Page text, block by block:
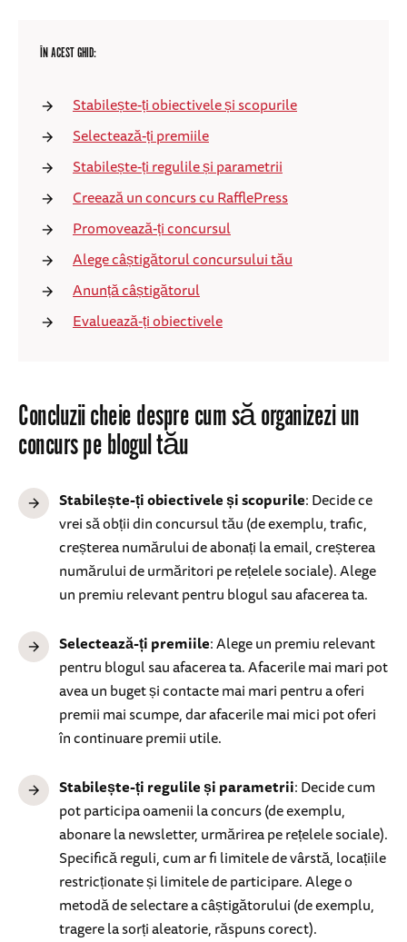
ÎN ACEST GHID:
Stabilește-ți obiectivele și scopurile
Selectează-ți premiile
Stabilește-ți regulile și parametrii
Creează un concurs cu RafflePress
Promovează-ți concursul
Alege câștigătorul concursului tău
Anunță câștigătorul
Evaluează-ți obiectivele
Concluzii cheie despre cum să organizezi un
concurs pe blogul tău
Stabilește-ți obiectivele și scopurile: Decide ce
vrei să obții din concursul tău (de exemplu, trafic,
creșterea numărului de abonați la email, creșterea
numărului de urmăritori pe rețelele sociale). Alege
un premiu relevant pentru blogul sau afacerea ta.
Selectează-ți premiile: Alege un premiu relevant
pentru blogul sau afacerea ta. Afacerile mai mari pot
avea un buget și contacte mai mari pentru a oferi
premii mai scumpe, dar afacerile mai mici pot oferi
în continuare premii utile.
Stabilește-ți regulile și parametrii: Decide cum
pot participa oamenii la concurs (de exemplu,
abonare la newsletter, urmărirea pe rețelele sociale).
Specifică reguli, cum ar fi limitele de vârstă, locațiile
restricționate și limitele de participare. Alege o
metodă de selectare a câștigătorului (de exemplu,
tragere la sorți aleatorie, răspuns corect).